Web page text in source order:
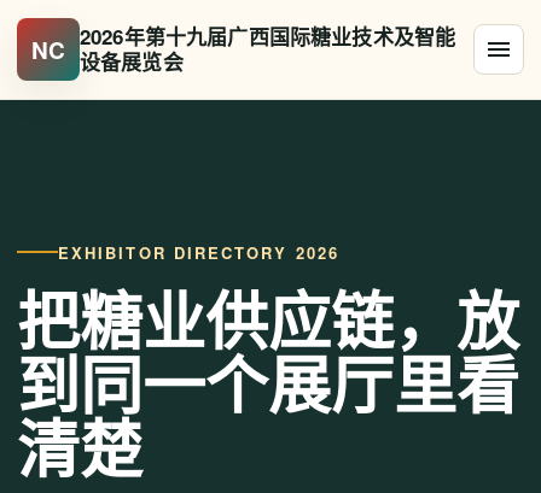
NC 2026年第十九届广西国际糖业技术及智能
设备展览会
EXHIBITOR DIRECTORY 2026
把糖业供应链，放
到同一个展厅里看
清楚